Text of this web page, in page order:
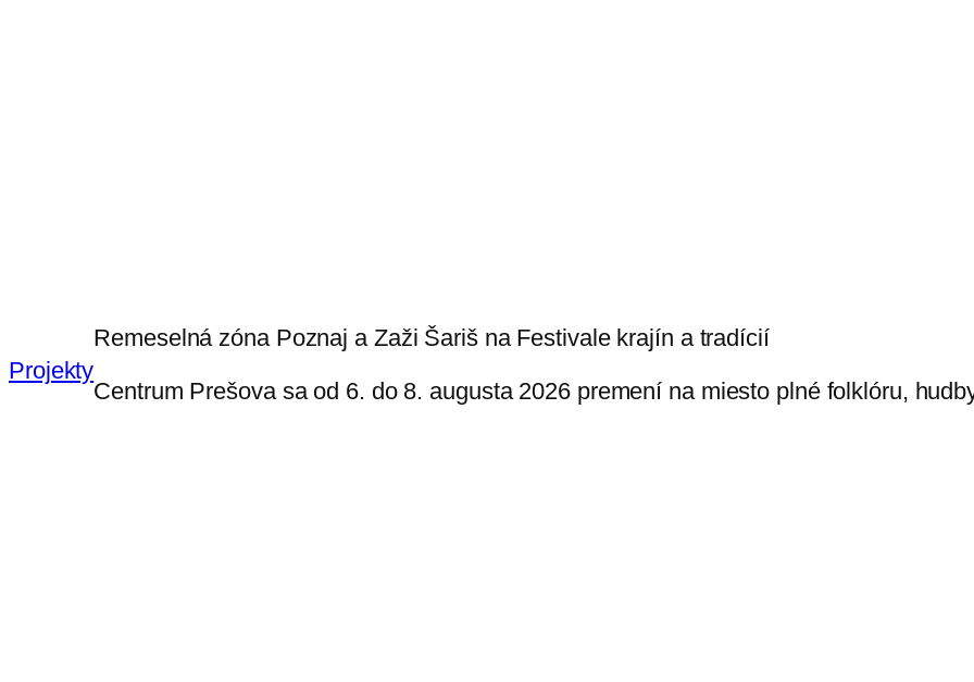
Projekty
Remeselná zóna Poznaj a Zaži Šariš na Festivale krajín a tradícií
Centrum Prešova sa od 6. do 8. augusta 2026 premení na miesto plné folklóru,